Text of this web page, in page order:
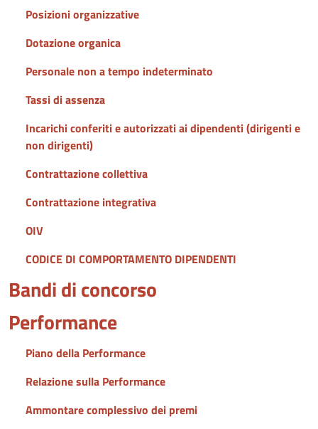
Posizioni organizzative
Dotazione organica
Personale non a tempo indeterminato
Tassi di assenza
Incarichi conferiti e autorizzati ai dipendenti (dirigenti e
non dirigenti)
Contrattazione collettiva
Contrattazione integrativa
OIV
CODICE DI COMPORTAMENTO DIPENDENTI
Bandi di concorso
Performance
Piano della Performance
Relazione sulla Performance
Ammontare complessivo dei premi